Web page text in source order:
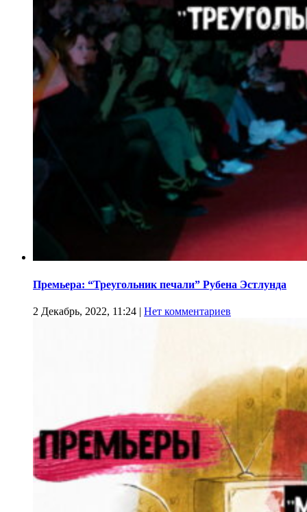
Премьера: “Треугольник печали” Рубена Эстлунда
2 Декабрь, 2022, 11:24 | Нет комментариев